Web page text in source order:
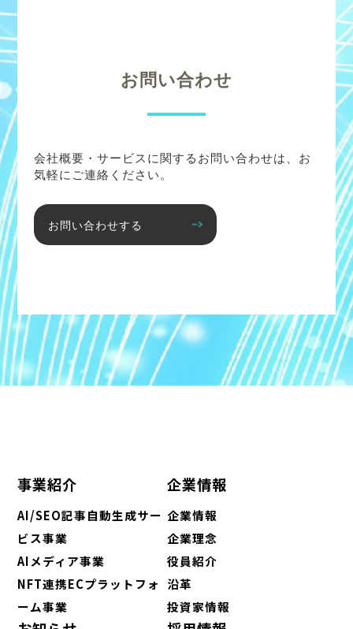
お問い合わせ
会社概要・サービスに関するお問い合わせは、お
気軽にご連絡ください。
お問い合わせする
事業紹介
AI/SEO記事自動生成サー
ビス事業
AIメディア事業
NFT連携ECプラットフォ
ーム事業
企業情報
企業情報
企業理念
役員紹介
沿革
投資家情報